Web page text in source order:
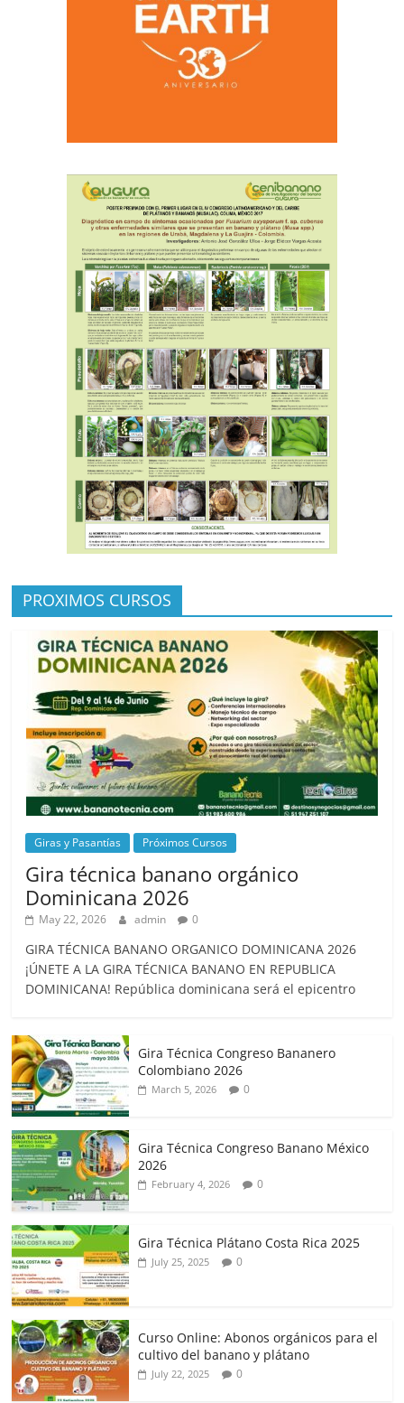
PROXIMOS CURSOS
Giras y Pasantías Próximos Cursos
Gira técnica banano orgánico
Dominicana 2026
May 22, 2026 admin 0
GIRA TÉCNICA BANANO ORGANICO DOMINICANA 2026
¡ÚNETE A LA GIRA TÉCNICA BANANO EN REPUBLICA
DOMINICANA! República dominicana será el epicentro
Gira Técnica Congreso Bananero
Colombiano 2026
March 5, 2026 0
Gira Técnica Congreso Banano México
2026
February 4, 2026 0
Gira Técnica Plátano Costa Rica 2025
July 25, 2025 0
Curso Online: Abonos orgánicos para el
cultivo del banano y plátano
July 22, 2025 0